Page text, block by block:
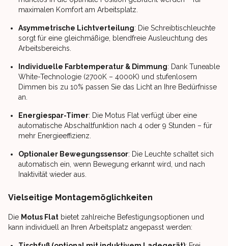
maximalen Komfort am Arbeitsplatz.
Asymmetrische Lichtverteilung: Die Schreibtischleuchte
sorgt für eine gleichmäßige, blendfreie Ausleuchtung des
Arbeitsbereichs.
Individuelle Farbtemperatur & Dimmung: Dank Tuneable
White-Technologie (2700K – 4000K) und stufenlosem
Dimmen bis zu 10% passen Sie das Licht an Ihre Bedürfnisse
an.
Energiespar-Timer: Die Motus Flat verfügt über eine
automatische Abschaltfunktion nach 4 oder 9 Stunden – für
mehr Energieeffizienz.
Optionaler Bewegungssensor: Die Leuchte schaltet sich
automatisch ein, wenn Bewegung erkannt wird, und nach
Inaktivität wieder aus.
Vielseitige Montagemöglichkeiten
Die Motus Flat bietet zahlreiche Befestigungsoptionen und
kann individuell an Ihren Arbeitsplatz angepasst werden: